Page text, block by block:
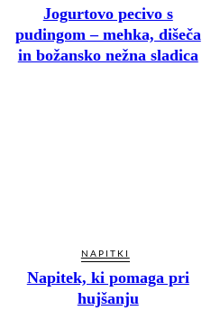
Jogurtovo pecivo s
pudingom – mehka, dišeča
in božansko nežna sladica
NAPITKI
Napitek, ki pomaga pri
hujšanju